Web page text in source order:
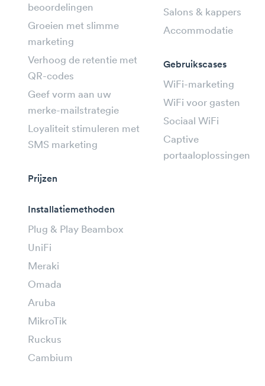
beoordelingen
Groeien met slimme
marketing
Verhoog de retentie met
QR-codes
Geef vorm aan uw
merke-mailstrategie
Loyaliteit stimuleren met
SMS marketing
Prijzen
Installatiemethoden
Plug & Play Beambox
UniFi
Meraki
Omada
Aruba
MikroTik
Ruckus
Cambium
Salons & kappers
Accommodatie
Gebruikscases
WiFi-marketing
WiFi voor gasten
Sociaal WiFi
Captive
portaaloplossingen